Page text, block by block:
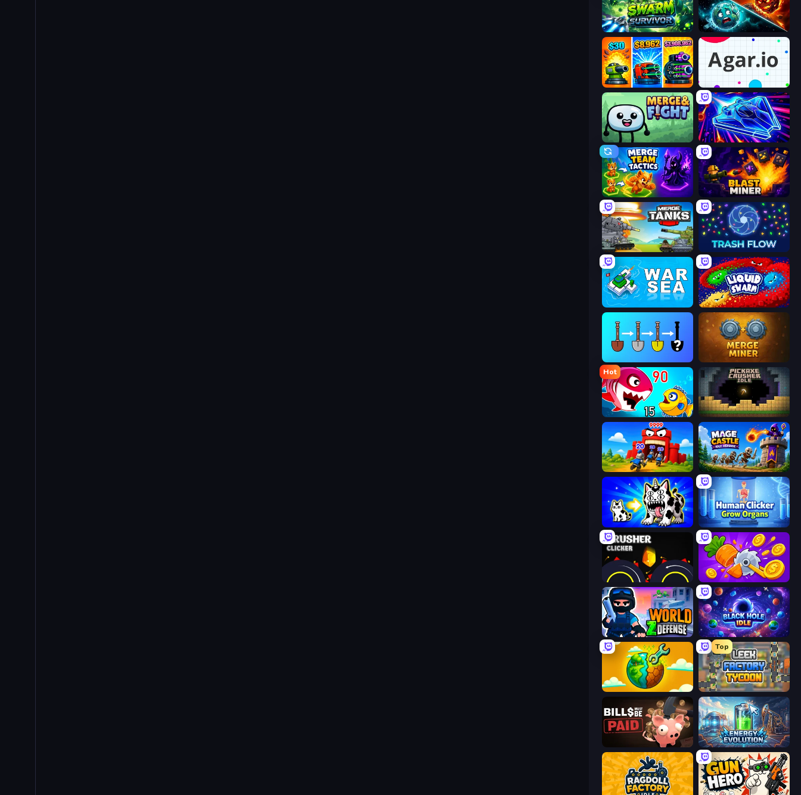
Swarm Survivor PlanetCrush 2
Pumpkin Defense: Merge Cannon Agar.io
Merge & Fight Stellar Swarm
Merge Team Tactics Blast Miner
Merge Master Tanks: Tank Wars Trash Flow
War Sea Liquid Swarm
Merge Miner
Hot
Fish Eat Getting Big Pickaxe Crusher Idle
TimeWarriors Mage Castle Idle Defense
Strange Cats Human Clicker: Grow Organs
Crusher Clicker Farm Ring Idle
World Z Defense - Zombie Defense Black Hole Idle
Land Explorers: Merge & Build
Top
Leek Factory Tycoon
Bills Must Be Paid Energy Evolution